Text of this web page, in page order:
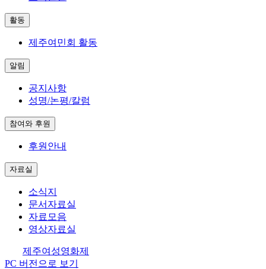
활동
제주여민회 활동
알림
공지사항
성명/논평/칼럼
참여와 후원
후원안내
자료실
소식지
문서자료실
자료모음
영상자료실
제주여성영화제
PC 버전으로 보기